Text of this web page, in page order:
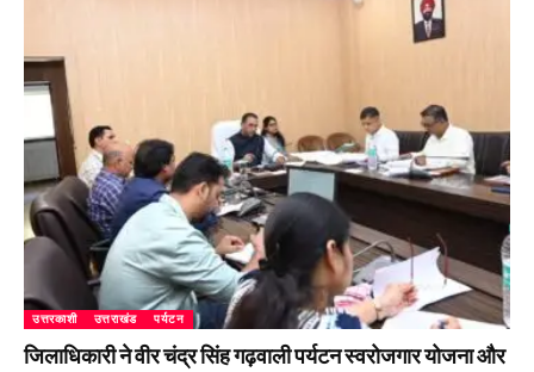
उत्तरकाशी उत्तराखंड पर्यटन
जिलाधिकारी ने वीर चंद्र सिंह गढ़वाली पर्यटन स्वरोजगार योजना और